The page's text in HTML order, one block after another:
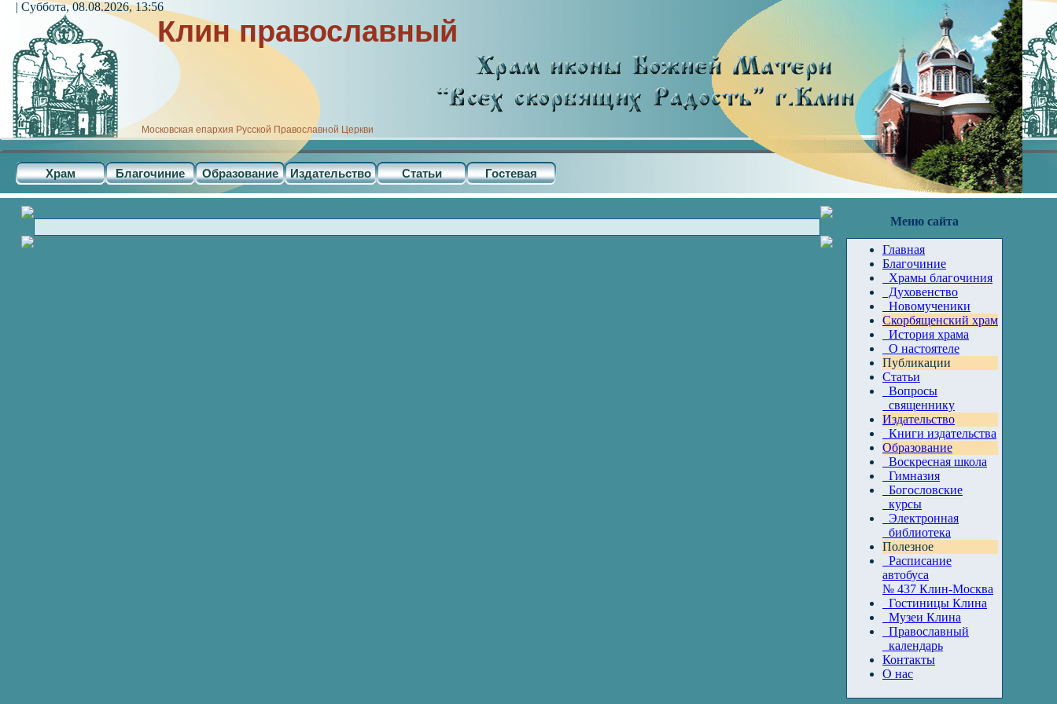
Клин православный
Московская епархия Русской Православной Церкви
Храм Благочиние Образование Издательство Статьи Гостевая
| Суббота, 08.08.2026, 13:56
Меню сайта
Главная
Благочиние
Храмы благочиния
Духовенство
Новомученики
Скорбященский храм
История храма
О настоятеле
Публикации
Статьи
Вопросы
священнику
Издательство
Книги издательства
Образование
Воскресная школа
Гимназия
Богословские
курсы
Электронная
библиотека
Полезное
Расписание
автобуса
№ 437 Клин-Москва
Гостиницы Клина
Музеи Клина
Православный
календарь
Контакты
О нас